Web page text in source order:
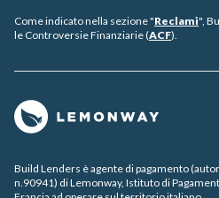
Come indicato nella sezione "Reclami",
le Controversie Finanziarie (ACF).
Build Lenders è agente di pagamento
n.90941) di Lemonway, Istituto di